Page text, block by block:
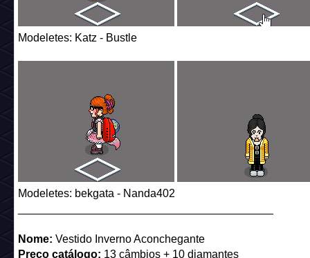
Modeletes: Katz - Bustle
Modeletes: bekgata - Nanda402
Nome: Vestido Inverno Aconchegante
Preço catálogo: 13 câmbios + 10 diamantes